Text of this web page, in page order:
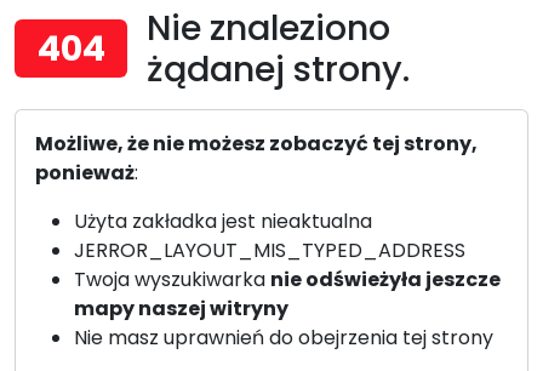
404
Nie znaleziono
żądanej strony.
Możliwe, że nie możesz zobaczyć tej strony,
ponieważ:
Użyta zakładka jest nieaktualna
JERROR_LAYOUT_MIS_TYPED_ADDRESS
Twoja wyszukiwarka nie odświeżyła jeszcze
mapy naszej witryny
Nie masz uprawnień do obejrzenia tej strony